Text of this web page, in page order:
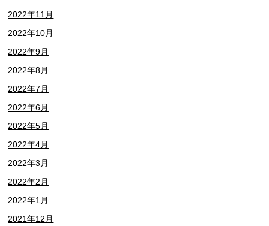
2022年11月
2022年10月
2022年9月
2022年8月
2022年7月
2022年6月
2022年5月
2022年4月
2022年3月
2022年2月
2022年1月
2021年12月